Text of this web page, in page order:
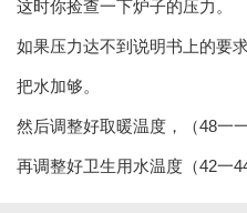
这时你捡查一下炉子的压力。
如果压力达不到说明书上的要
把水加够。
然后调整好取暖温度，（48一一
再调整好卫生用水温度（42一